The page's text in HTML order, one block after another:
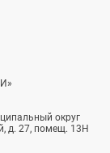
округ
д. 27, помещ. 13Н